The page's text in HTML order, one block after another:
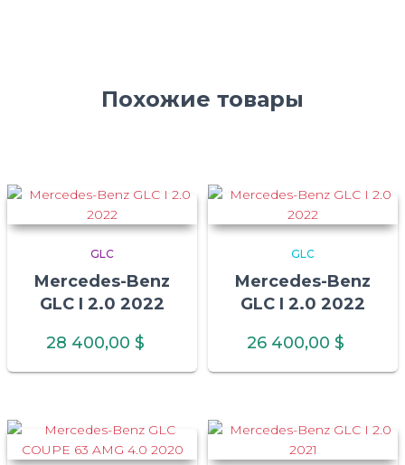
Похожие товары
GLC
Mercedes-Benz
GLC I 2.0 2022
28 400,00 $
GLC
Mercedes-Benz
GLC I 2.0 2022
26 400,00 $